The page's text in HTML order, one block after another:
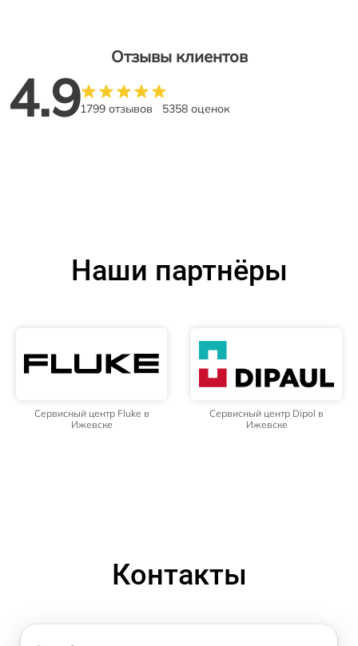
Отзывы клиентов
4.91799 отзывов 5358 оценок
Наши партнёры
Сервисный центр Fluke в
Ижевске
Сервисный центр Dipol в
Ижевске
Контакты